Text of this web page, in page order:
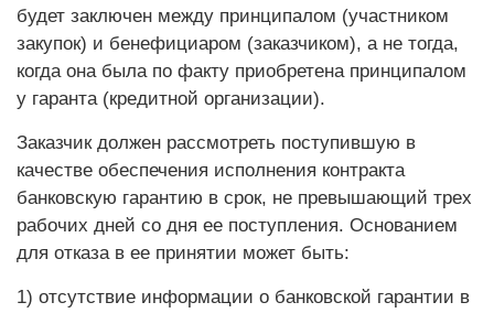
будет заключен между принципалом (участником
закупок) и бенефициаром (заказчиком), а не тогда,
когда она была по факту приобретена принципалом
у гаранта (кредитной организации).
Заказчик должен рассмот­реть поступившую в
качестве обеспечения исполнения контракта
банковскую гарантию в срок, не превышающий трех
рабочих дней со дня ее поступления. Основанием
для отказа в ее принятии может быть:
1) отсутствие информации о банковской гарантии в